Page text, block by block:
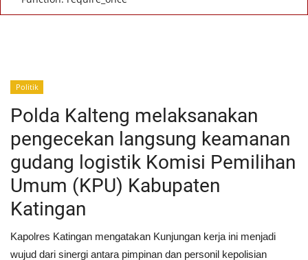
Politik
Polda Kalteng melaksanakan
pengecekan langsung keamanan
gudang logistik Komisi Pemilihan
Umum (KPU) Kabupaten
Katingan
Kapolres Katingan mengatakan Kunjungan kerja ini menjadi
wujud dari sinergi antara pimpinan dan personil kepolisian